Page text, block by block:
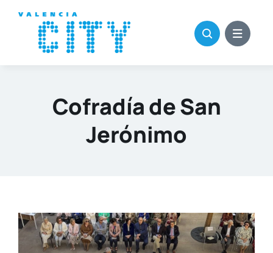
contenido
Cofradía de San
Jerónimo